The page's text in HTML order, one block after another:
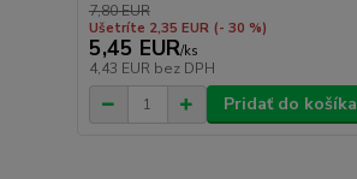
7,80 EUR
Ušetríte 2,35 EUR (- 30 %)
5,45 EUR/ks
4,43 EUR bez DPH
Pridať do košíka